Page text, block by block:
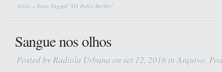
Início » Posts Tagged "DJ Pedro Bertho"
Sangue nos olhos
Posted by Radiola Urbana on set 12, 2016 inArquivo,